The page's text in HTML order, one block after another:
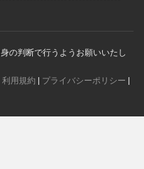
の判断で行うようお願いいたし
利用規約 プライバシーポリシー